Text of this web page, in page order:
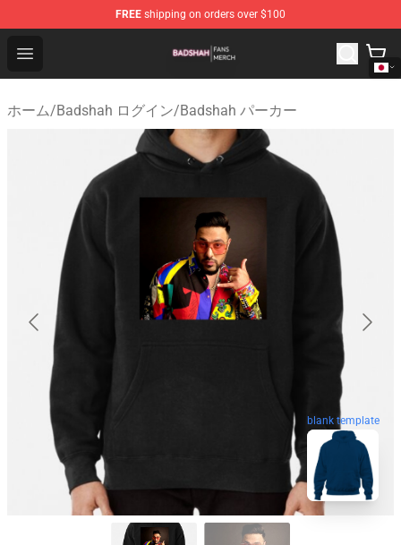
FREE shipping on orders over $100
Open menu
Badshah Shop - Official Badshah Merchandise Store
ホーム/Badshah ログイン/Badshah パーカー
blank template